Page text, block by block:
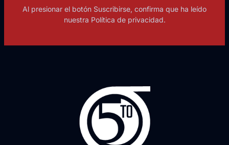
Al presionar el botón Suscribirse, confirma que ha leído
nuestra Política de privacidad.